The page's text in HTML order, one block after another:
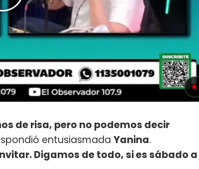
de risa, pero no podemos decir
entusiasmada Yanina.
Digamos de todo, si es sábado a